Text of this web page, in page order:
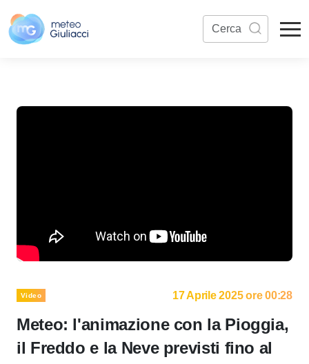
Video 17 Aprile 2025 ore 00:28
Meteo: l'animazione con la Pioggia,
il Freddo e la Neve previsti fino al